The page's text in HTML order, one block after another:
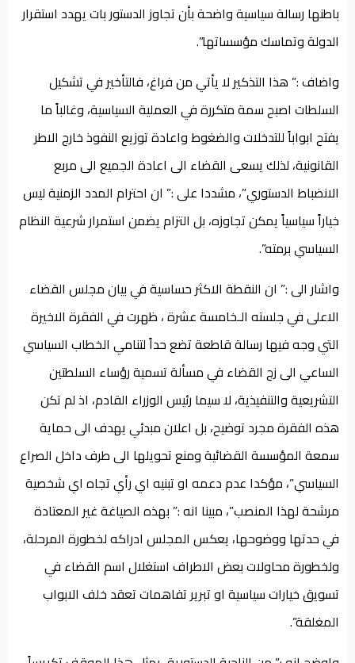
باطنها رسالة سياسية واضحة بأن تجاوز الدستور بات يهدد استقرار
الدولة وتماسك مؤسساتها”.
واضاف :” هذا التذكير لا يأتي من فراغ، فالتأخير في تشكيل
السلطات اصبح سمة متكررة في العملية السياسية، وغالباً ما
يفتح ابواباً للتدخلات والضغوط واعادة توزيع النفوذ خارج الاطر
القانونية، لذلك يسعى القضاء الى اعادة الجميع الى مربع
الانضباط الدستوري”، مشددا على :” ان احترام المدد الزمنية ليس
خياراً سياسياً يمكن تجاوزه، بل التزام يضمن استمرار شرعية النظام
السياسي برمته”.
واشار الى :” ان النقطة الاكثر حساسية في بيان مجلس القضاء
الاعلى في جلسته الـخامسة عشرة ، ظهرت في الفقرة الاخيرة
التي وجه فيها رسالة قاطعة تضع حداً لتنامي الخطاب السياسي
الساعي الى زج القضاء في مسألة تسمية رؤساء السلطتين
التشريعية والتنفيذية، لا سيما رئيس الوزراء القادم، اذ لم تكن
هذه الفقرة مجرد توضيح، بل اعلان مبدئي يهدف الى حماية
سمعة المؤسسة القضائية ومنع تحويلها الى طرف داخل الصراع
السياسي”، مؤكدا عدم دعمه او تبنيه اي رأي تجاه اي شخصية
مرشحة لهذا المنصب”، مبينا انه :” بهذه الصياغة غير المعتادة
في حدتها ووضوحها، يعكس المجلس ادراكه لخطورة المرحلة،
ولخطورة محاولات بعض الاطراف استغلال اسم القضاء في
تسويق خيارات سياسية او تبرير تفاهمات تعقد خلف الابواب
المغلقة”.